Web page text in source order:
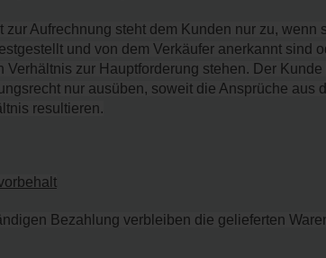
zur Aufrechnung steht dem Kunden nur zu, wenn
und von dem Verkäufer anerkannt sind
Verhältnis zur Hauptforderung stehen. Der Kunde
nur ausüben, soweit die Ansprüche aus
resultieren.
Bezahlung verbleiben die gelieferten